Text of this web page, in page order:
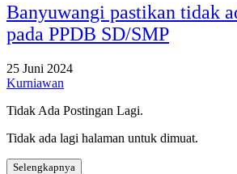
Banyuwangi pastikan tidak
pada PPDB SD/SMP
25 Juni 2024
Kurniawan
Tidak Ada Postingan Lagi.
Tidak ada lagi halaman untuk dimuat.
Selengkapnya